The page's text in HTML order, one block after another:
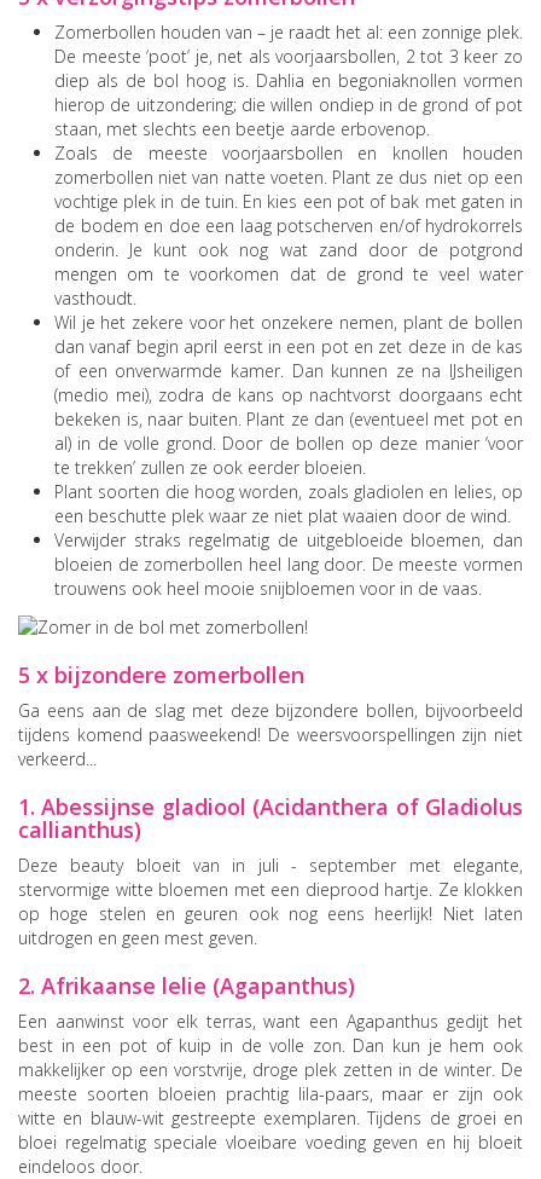
Zomerbollen houden van – je raadt het al: een zonnige plek.
De meeste ‘poot’ je, net als voorjaarsbollen, 2 tot 3 keer zo
diep als de bol hoog is. Dahlia en begoniaknollen vormen
hierop de uitzondering; die willen ondiep in de grond of pot
staan, met slechts een beetje aarde erbovenop.
Zoals de meeste voorjaarsbollen en knollen houden
zomerbollen niet van natte voeten. Plant ze dus niet op een
vochtige plek in de tuin. En kies een pot of bak met gaten in
de bodem en doe een laag potscherven en/of hydrokorrels
onderin. Je kunt ook nog wat zand door de potgrond
mengen om te voorkomen dat de grond te veel water
vasthoudt.
Wil je het zekere voor het onzekere nemen, plant de bollen
dan vanaf begin april eerst in een pot en zet deze in de kas
of een onverwarmde kamer. Dan kunnen ze na IJsheiligen
(medio mei), zodra de kans op nachtvorst doorgaans echt
bekeken is, naar buiten. Plant ze dan (eventueel met pot en
al) in de volle grond. Door de bollen op deze manier ‘voor
te trekken’ zullen ze ook eerder bloeien.
Plant soorten die hoog worden, zoals gladiolen en lelies, op
een beschutte plek waar ze niet plat waaien door de wind.
Verwijder straks regelmatig de uitgebloeide bloemen, dan
bloeien de zomerbollen heel lang door. De meeste vormen
trouwens ook heel mooie snijbloemen voor in de vaas.
5 x bijzondere zomerbollen
Ga eens aan de slag met deze bijzondere bollen, bijvoorbeeld
tijdens komend paasweekend! De weersvoorspellingen zijn niet
verkeerd...
1. Abessijnse gladiool (Acidanthera of Gladiolus
callianthus)
Deze beauty bloeit van in juli - september met elegante,
stervormige witte bloemen met een dieprood hartje. Ze klokken
op hoge stelen en geuren ook nog eens heerlijk! Niet laten
uitdrogen en geen mest geven.
2. Afrikaanse lelie (Agapanthus)
Een aanwinst voor elk terras, want een Agapanthus gedijt het
best in een pot of kuip in de volle zon. Dan kun je hem ook
makkelijker op een vorstvrije, droge plek zetten in de winter. De
meeste soorten bloeien prachtig lila-paars, maar er zijn ook
witte en blauw-wit gestreepte exemplaren. Tijdens de groei en
bloei regelmatig speciale vloeibare voeding geven en hij bloeit
eindeloos door.